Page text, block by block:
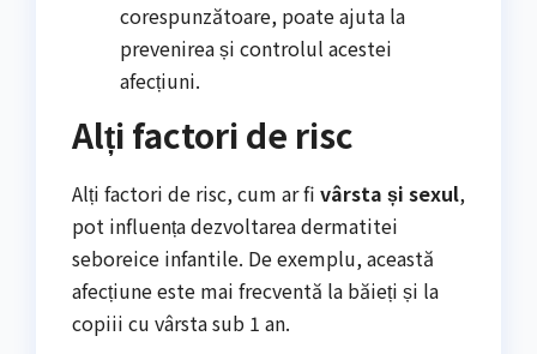
corespunzătoare, poate ajuta la
prevenirea și controlul acestei
afecțiuni.
Alți factori de risc
Alți factori de risc, cum ar fi vârsta și sexul,
pot influența dezvoltarea dermatitei
seboreice infantile. De exemplu, această
afecțiune este mai frecventă la băieți și la
copiii cu vârsta sub 1 an.